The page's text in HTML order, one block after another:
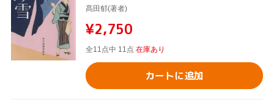
髙田郁(著者)
¥2,750
全11点中 11点 在庫あり
カートに追加